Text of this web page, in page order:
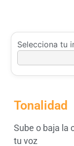
Selecciona tu
Tonalidad
Sube o baja la
tu voz